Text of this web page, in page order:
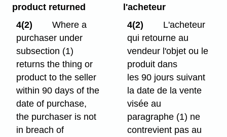
product returned
4(2)
Where a
purchaser under
subsection (1)
returns the thing or
product to the seller
within 90 days of the
date of purchase,
the purchaser is not
in breach of
l'acheteur
4(2)
L'acheteur
qui retourne au
vendeur l'objet ou le
produit dans
les 90 jours suivant
la date de la vente
visée au
paragraphe (1) ne
contrevient pas au